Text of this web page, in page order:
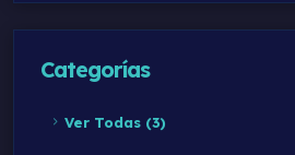
Categorías
Ver Todas (3)